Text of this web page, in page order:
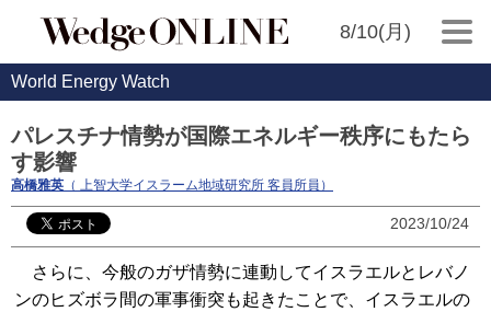
8/10(月)
World Energy Watch
パレスチナ情勢が国際エネルギー秩序にもたら
す影響
高橋雅英 （ 上智大学イスラーム地域研究所 客員所員）
2023/10/24
さらに、今般のガザ情勢に連動してイスラエルとレバノ
ンのヒズボラ間の軍事衝突も起きたことで、イスラエルの